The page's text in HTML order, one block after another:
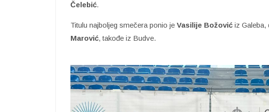
Čelebić.
Titulu najboljeg smečera ponio je Vasilije Božović iz Galeba,
Marović, takođe iz Budve.